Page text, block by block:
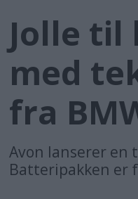
Jolle til
med
fra
Avon lanserer en
Batteripakken er